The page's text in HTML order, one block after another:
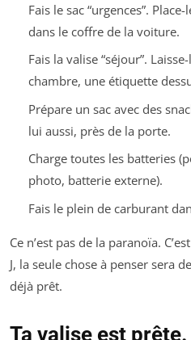
Fais le sac “urgences”.
dans le coffre de la voiture.
Fais la valise “séjour”.
chambre, une étiquette
Prépare un sac avec des
lui aussi, près de la porte.
Charge toutes les batteries
photo, batterie externe).
Fais le plein de carburant
Ce n’est pas de la paranoïa.
J, la seule chose à penser sera
déjà prêt.
Ta valise est